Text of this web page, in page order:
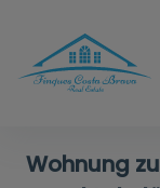
Wohnung